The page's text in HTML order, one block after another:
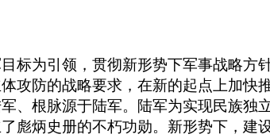
标为引领，贯彻新形势下军事战略方
攻防的战略要求，在新的起点上加快
、根脉源于陆军。陆军为实现民族独
彪炳史册的不朽功勋。新形势下，建